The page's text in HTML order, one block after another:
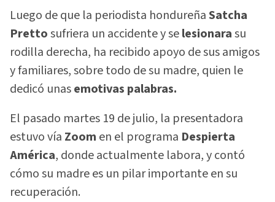
Luego de que la periodista hondureñaSatcha
Prettosufriera un accidente y selesionarasu
rodilla derecha, ha recibido apoyo de sus amigos
y familiares, sobre todo de su madre, quien le
dedicó unasemotivas palabras.
El pasado martes 19 de julio, la presentadora
estuvo vía Zoom en el programa Despierta
América, donde actualmente labora, y contó
cómo su madre es un pilar importante en su
recuperación.